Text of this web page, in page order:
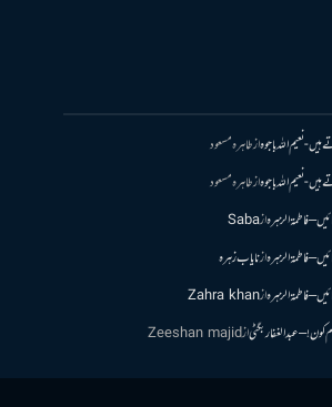
نعیم اللہ باجوہازطاہرہ مسعود
نعیم اللہ باجوہازطاہرہ مسعود
– فاطمۃالزہرہازSaba
– فاطمۃالزہرہازنایاب زہرہ
– فاطمۃالزہرہازZahra khan
– عبدالغفار بگٹیازZeeshan majid